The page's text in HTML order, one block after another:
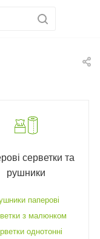
серветки та
рушники
паперові
з малюнком
однотонні